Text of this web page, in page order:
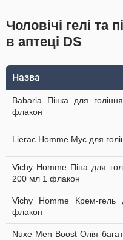
Чоловічі гелі та
в аптеці DS
Назва
Babaria Пінка для
флакон
Lierac Homme Мус для
Vichy Homme Піна для
200 мл 1 флакон
Vichy Homme Крем-
флакон
Nuxe Men Boost Олія